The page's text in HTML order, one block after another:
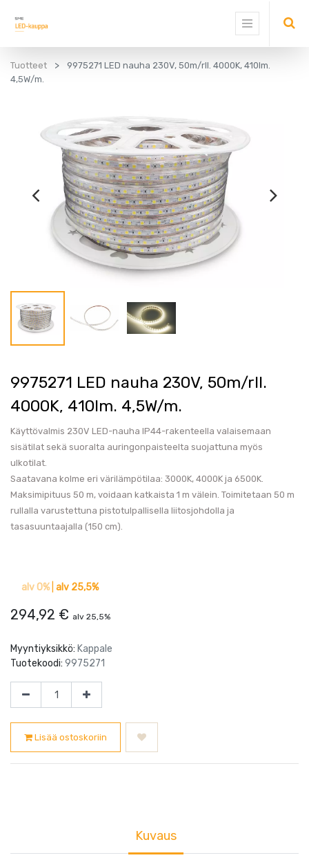
Tuotteet
9975271 LED nauha 230V, 50m/rll. 4000K, 410lm.
4,5W/m.
9975271 LED nauha 230V, 50m/rll.
4000K, 410lm. 4,5W/m.
Käyttövalmis 230V LED-nauha IP44-rakenteella valaisemaan
sisätilat sekä suoralta auringonpaisteelta suojattuna myös
ulkotilat.
Saatavana kolme eri värilämpötilaa: 3000K, 4000K ja 6500K.
Maksimipituus 50 m, voidaan katkaista 1 m välein. Toimitetaan 50 m
rullalla varustettuna pistotulpallisella liitosjohdolla ja
tasasuuntaajalla (150 cm).
alv 0%| alv 25,5%
294,92 € alv 25,5%
Myyntiyksikkö: Kappale
Tuotekoodi: 9975271
Lisää ostoskoriin
Kuvaus